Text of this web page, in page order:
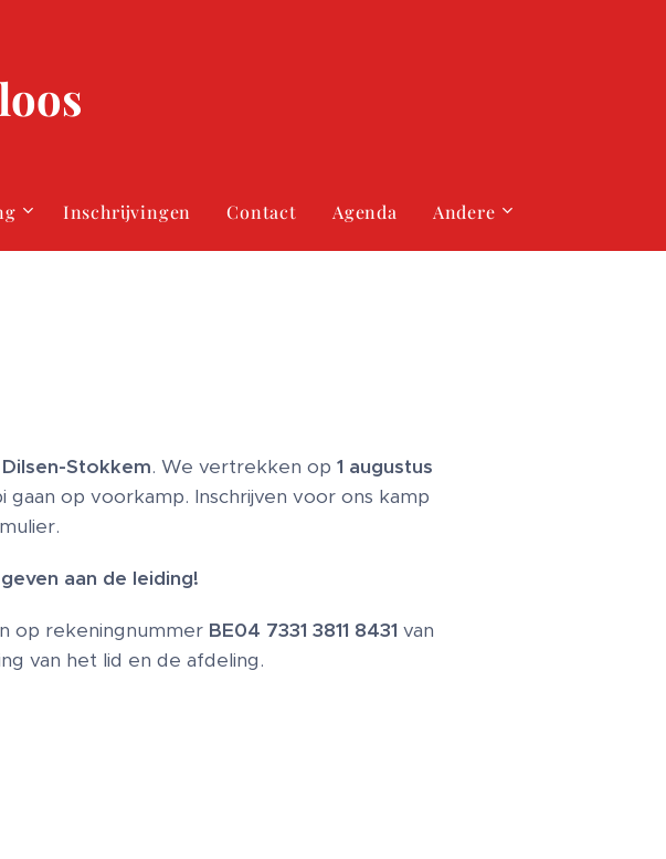
Inschrijvingen Contact Agenda Andere
Dilsen-Stokkem. We vertrekken op 1 augustus
gaan op voorkamp. Inschrijven voor ons kamp
aan de leiding!
op rekeningnummer BE04 7331 3811 8431 van
van het lid en de afdeling.